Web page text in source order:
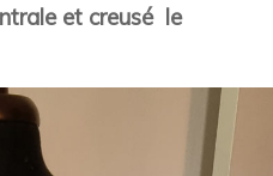
et creusé le